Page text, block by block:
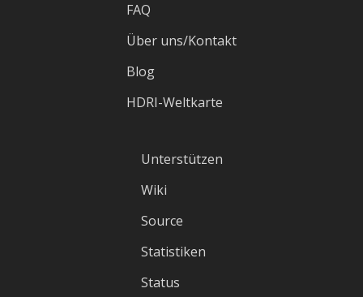
FAQ
Über uns/Kontakt
Blog
HDRI-Weltkarte
Unterstützen
Wiki
Source
Statistiken
Status